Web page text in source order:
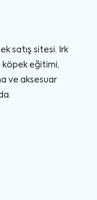
satış sitesi. Irk
köpek eğitimi,
ve aksesuar